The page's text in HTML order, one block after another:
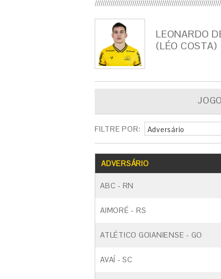
LEONARDO
(LÉO COSTA)
FILTRE POR: Adversário
ADVERSÁRIO
ABC - RN
AIMORÉ - RS
ATLÉTICO GOIANIENSE - GO
AVAÍ - SC